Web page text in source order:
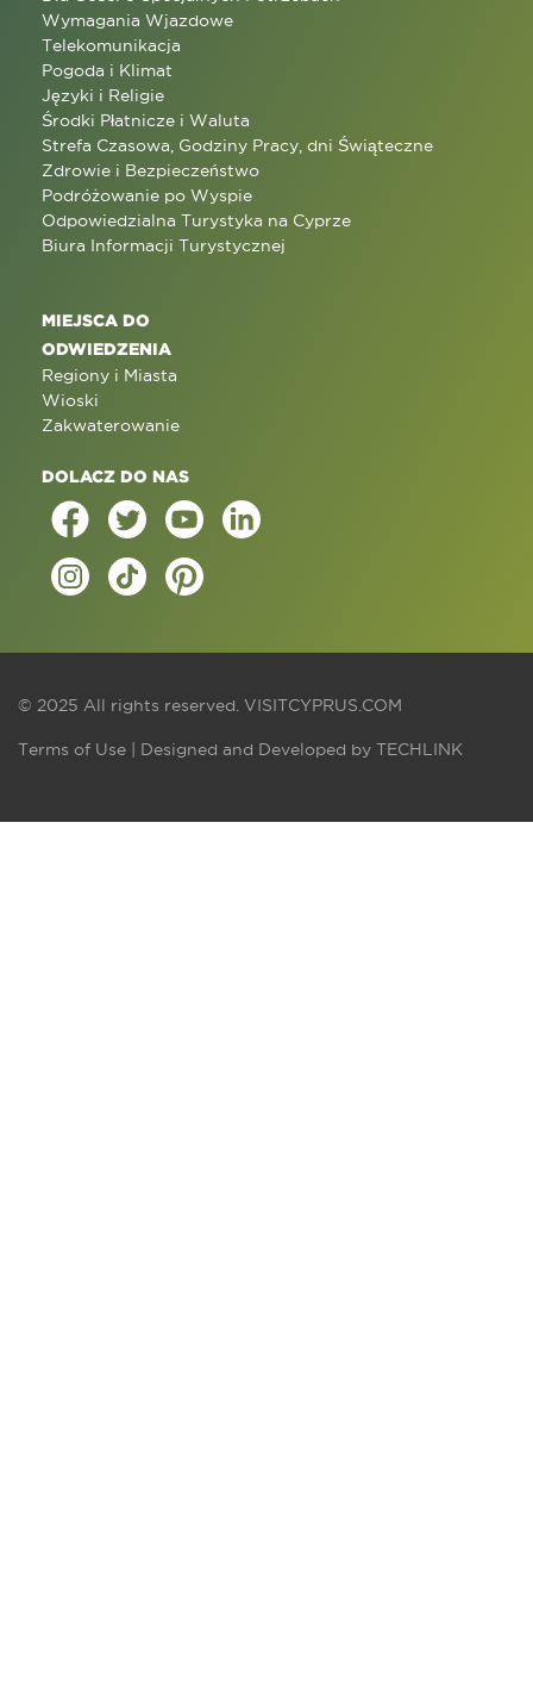
Wymagania Wjazdowe
Telekomunikacja
Pogoda i Klimat
Języki i Religie
Środki Płatnicze i Waluta
Strefa Czasowa, Godziny Pracy, dni Świąteczne
Zdrowie i Bezpieczeństwo
Podróżowanie po Wyspie
Odpowiedzialna Turystyka na Cyprze
Biura Informacji Turystycznej
MIEJSCA DO
ODWIEDZENIA
Regiony i Miasta
Wioski
Zakwaterowanie
DOLACZ DO NAS
© 2025 All rights reserved. VISITCYPRUS.COM
Terms of Use | Designed and Developed by TECHLINK